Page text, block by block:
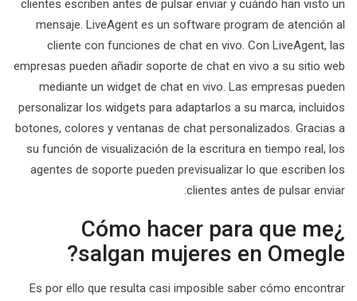
clientes escriben antes de pulsar enviar y cuándo han visto un
mensaje. LiveAgent es un software program de atención al
cliente con funciones de chat en vivo. Con LiveAgent, las
empresas pueden añadir soporte de chat en vivo a su sitio web
mediante un widget de chat en vivo. Las empresas pueden
personalizar los widgets para adaptarlos a su marca, incluidos
botones, colores y ventanas de chat personalizados. Gracias a
su función de visualización de la escritura en tiempo real, los
agentes de soporte pueden previsualizar lo que escriben los
clientes antes de pulsar enviar.
¿Cómo hacer para que me
salgan mujeres en Omegle?
Es por ello que resulta casi imposible saber cómo encontrar